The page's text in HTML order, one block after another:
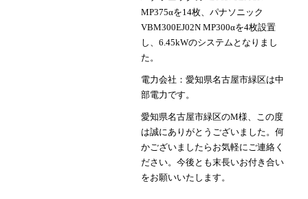
MP375αを14枚、パナソニック
VBM300EJ02N MP300αを4枚設置
し、6.45kWのシステムとなりまし
た。
電力会社：愛知県名古屋市緑区は中
部電力です。
愛知県名古屋市緑区のM様、この度
は誠にありがとうございました。何
かございましたらお気軽にご連絡く
ださい。今後とも末長いお付き合い
をお願いいたします。